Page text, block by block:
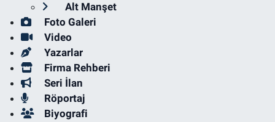
Alt Manşet
Foto Galeri
Video
Yazarlar
Firma Rehberi
Seri İlan
Röportaj
Biyografi